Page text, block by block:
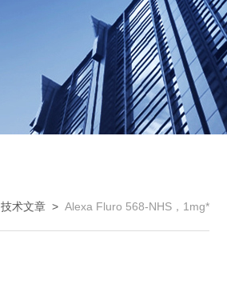
技术文章 > Alexa Fluro 568-NHS，1mg*